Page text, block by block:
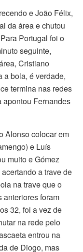
e João Félix,
da área e chutou
Portugal foi o
seguinte,
Cristiano
a bola, é verdade,
termina nas redes
apontou Fernandes
Alonso colocar em
e Luís
muito e Gómez
a trave de
na trave que o
anteriores foram
32, foi a vez de
na rede pelo
entrou na
de Diogo, mas